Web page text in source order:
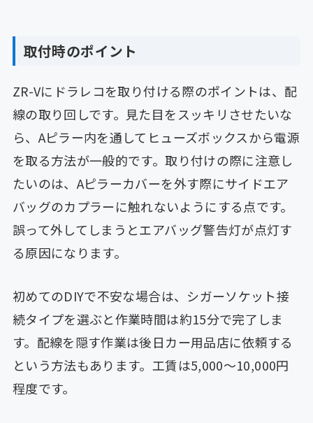
取付時のポイント
ZR-Vにドラレコを取り付ける際のポイントは、配
線の取り回しです。見た目をスッキリさせたいな
ら、Aピラー内を通してヒューズボックスから電源
を取る方法が一般的です。取り付けの際に注意し
たいのは、Aピラーカバーを外す際にサイドエア
バッグのカプラーに触れないようにする点です。
誤って外してしまうとエアバッグ警告灯が点灯す
る原因になります。
初めてのDIYで不安な場合は、シガーソケット接
続タイプを選ぶと作業時間は約15分で完了しま
す。配線を隠す作業は後日カー用品店に依頼する
という方法もあります。工賃は5,000〜10,000円
程度です。